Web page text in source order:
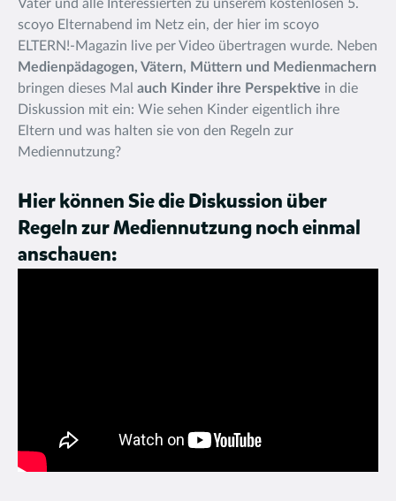
Väter und alle Interessierten zu unserem kostenlosen 5.
scoyo Elternabend im Netz ein, der hier im scoyo
ELTERN!-Magazin live per Video übertragen wurde. Neben
Medienpädagogen, Vätern, Müttern und Medienmachern
bringen dieses Mal auch Kinder ihre Perspektive in die
Diskussion mit ein: Wie sehen Kinder eigentlich ihre
Eltern und was halten sie von den Regeln zur
Mediennutzung?
Hier können Sie die Diskussion über
Regeln zur Mediennutzung noch einmal
anschauen: